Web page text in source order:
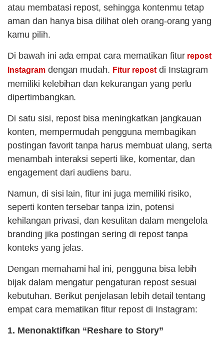
atau membatasi repost, sehingga kontenmu tetap
aman dan hanya bisa dilihat oleh orang-orang yang
kamu pilih.
Di bawah ini ada empat cara mematikan fitur repost
Instagramdengan mudah. Fitur repostdi Instagram
memiliki kelebihan dan kekurangan yang perlu
dipertimbangkan.
Di satu sisi, repost bisa meningkatkan jangkauan
konten, mempermudah pengguna membagikan
postingan favorit tanpa harus membuat ulang, serta
menambah interaksi seperti like, komentar, dan
engagement dari audiens baru.
Namun, di sisi lain, fitur ini juga memiliki risiko,
seperti konten tersebar tanpa izin, potensi
kehilangan privasi, dan kesulitan dalam mengelola
branding jika postingan sering di repost tanpa
konteks yang jelas.
Dengan memahami hal ini, pengguna bisa lebih
bijak dalam mengatur pengaturan repost sesuai
kebutuhan. Berikut penjelasan lebih detail tentang
empat cara mematikan fitur repost di Instagram:
1. Menonaktifkan “Reshare to Story”